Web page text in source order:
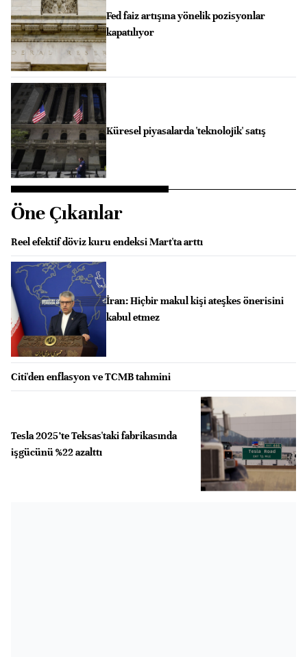
Fed faiz artışına yönelik pozisyonlar
kapatılıyor
Küresel piyasalarda 'teknolojik' satış
Öne Çıkanlar
Reel efektif döviz kuru endeksi Mart'ta arttı
İran: Hiçbir makul kişi ateşkes önerisini
kabul etmez
Citi'den enflasyon ve TCMB tahmini
Tesla 2025’te Teksas'taki fabrikasında
işgücünü %22 azalttı